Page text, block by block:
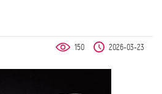
2026-03-23
150